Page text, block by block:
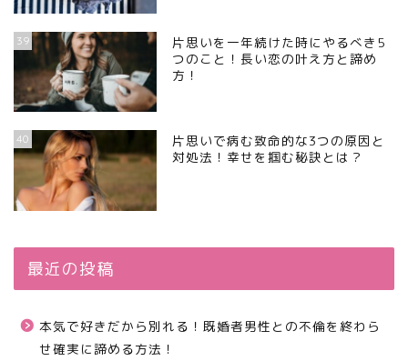
39
片思いを一年続けた時にやるべき5
つのこと！長い恋の叶え方と諦め
方！
40
片思いで病む致命的な3つの原因と
対処法！幸せを掴む秘訣とは？
最近の投稿
本気で好きだから別れる！既婚者男性との不倫を終わら
せ確実に諦める方法！